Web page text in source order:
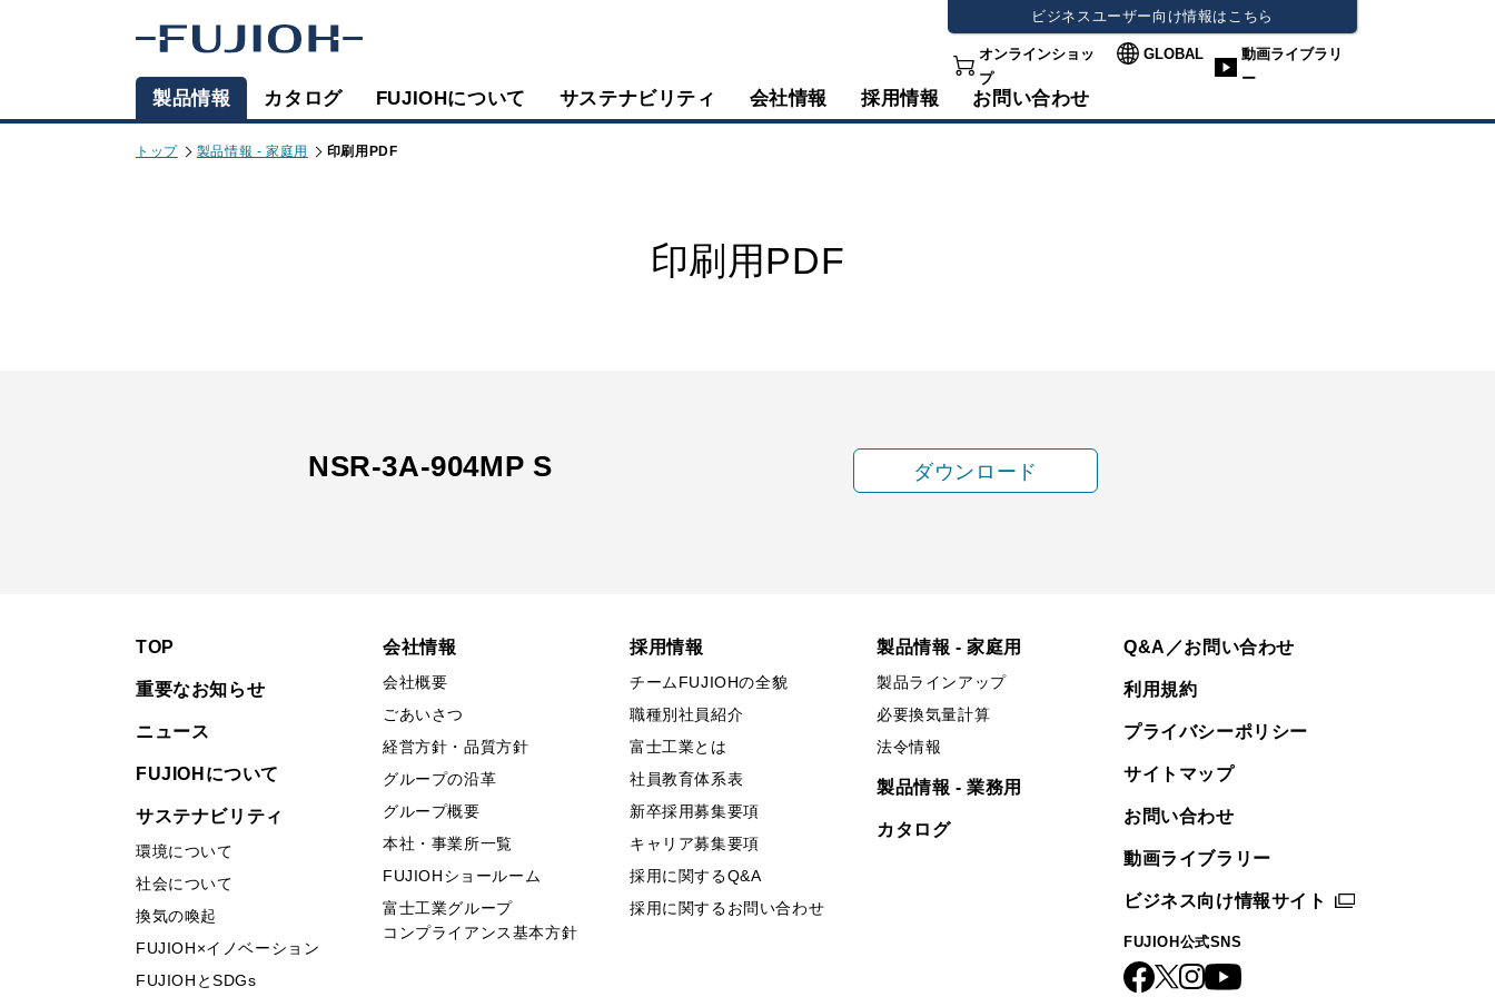
ビジネスユーザー向け情報はこちら
オンラインショッ
プ
GLOBAL
動画ライブラリ
ー
製品情報 カタログ FUJIOHについて サステナビリティ 会社情報 採用情報 お問い合わせ
トップ 製品情報 - 家庭用 印刷用PDF
印刷用PDF
NSR-3A-904MP S ダウンロード
TOP
重要なお知らせ
ニュース
FUJIOHについて
サステナビリティ
環境について
社会について
換気の喚起
FUJIOH×イノベーション
FUJIOHとSDGs
会社情報
会社概要
ごあいさつ
経営方針・品質方針
グループの沿革
グループ概要
本社・事業所一覧
FUJIOHショールーム
富士工業グループ
コンプライアンス基本方針
採用情報
チームFUJIOHの全貌
職種別社員紹介
富士工業とは
社員教育体系表
新卒採用募集要項
キャリア募集要項
採用に関するQ&A
採用に関するお問い合わせ
製品情報 - 家庭用
製品ラインアップ
必要換気量計算
法令情報
製品情報 - 業務用
カタログ
Q&A／お問い合わせ
利用規約
プライバシーポリシー
サイトマップ
お問い合わせ
動画ライブラリー
ビジネス向け情報サイト
FUJIOH公式SNS